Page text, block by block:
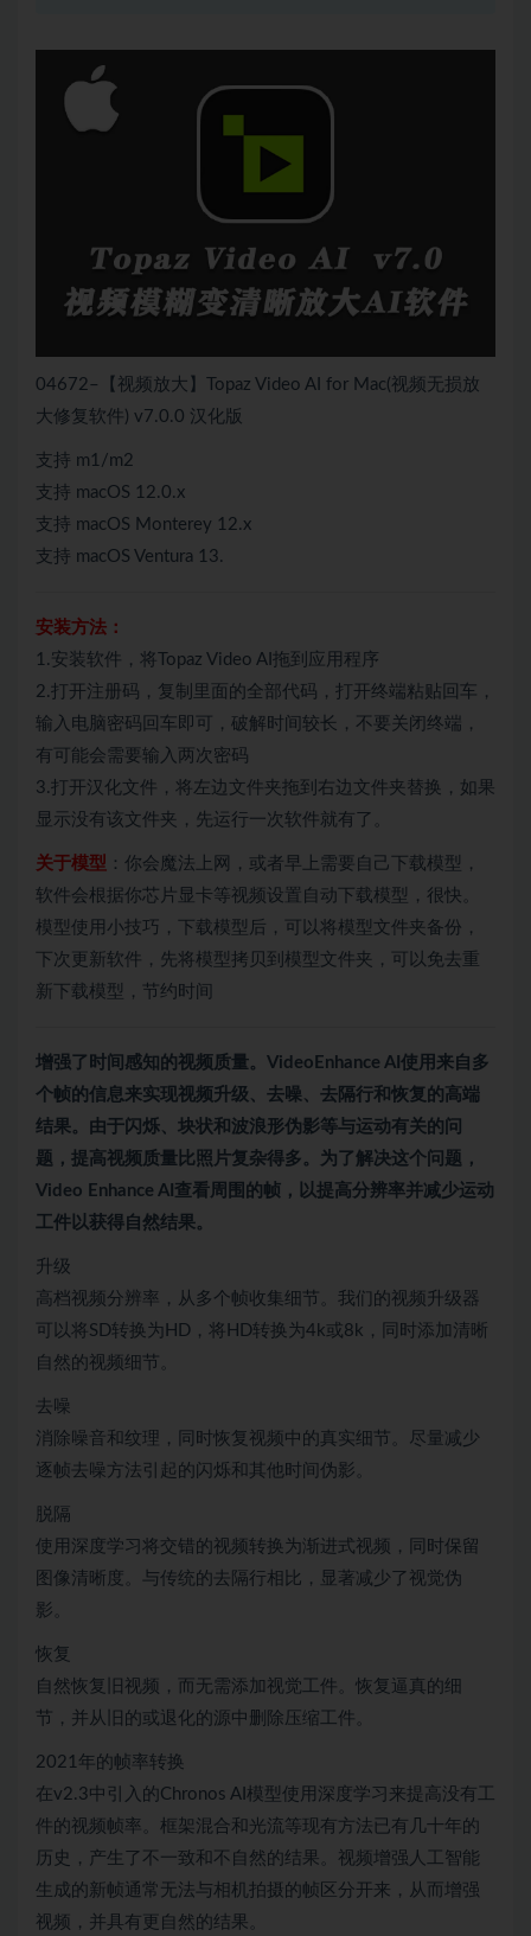
04672–【视频放大】Topaz Video AI for Mac(视频无损放
大修复软件) v7.0.0 汉化版
支持 m1/m2
支持 macOS 12.0.x
支持 macOS Monterey 12.x
支持 macOS Ventura 13.
安装方法：
1.安装软件，将Topaz Video AI拖到应用程序
2.打开注册码，复制里面的全部代码，打开终端粘贴回车，
输入电脑密码回车即可，破解时间较长，不要关闭终端，
有可能会需要输入两次密码
3.打开汉化文件，将左边文件夹拖到右边文件夹替换，如果
显示没有该文件夹，先运行一次软件就有了。
关于模型 ：你会魔法上网，或者早上需要自己下载模型，
软件会根据你芯片显卡等视频设置自动下载模型，很快。
模型使用小技巧，下载模型后，可以将模型文件夹备份，
下次更新软件，先将模型拷贝到模型文件夹，可以免去重
新下载模型，节约时间
增强了时间感知的视频质量。VideoEnhance AI使用来自多
个帧的信息来实现视频升级、去噪、去隔行和恢复的高端
结果。由于闪烁、块状和波浪形伪影等与运动有关的问
题，提高视频质量比照片复杂得多。为了解决这个问题，
Video Enhance AI查看周围的帧，以提高分辨率并减少运动
工件以获得自然结果。
升级
高档视频分辨率，从多个帧收集细节。我们的视频升级器
可以将SD转换为HD，将HD转换为4k或8k，同时添加清晰
自然的视频细节。
去噪
消除噪音和纹理，同时恢复视频中的真实细节。尽量减少
逐帧去噪方法引起的闪烁和其他时间伪影。
脱隔
使用深度学习将交错的视频转换为渐进式视频，同时保留
图像清晰度。与传统的去隔行相比，显著减少了视觉伪
影。
恢复
自然恢复旧视频，而无需添加视觉工件。恢复逼真的细
节，并从旧的或退化的源中删除压缩工件。
2021年的帧率转换
在v2.3中引入的Chronos AI模型使用深度学习来提高没有工
件的视频帧率。框架混合和光流等现有方法已有几十年的
历史，产生了不一致和不自然的结果。视频增强人工智能
生成的新帧通常无法与相机拍摄的帧区分开来，从而增强
视频，并具有更自然的结果。